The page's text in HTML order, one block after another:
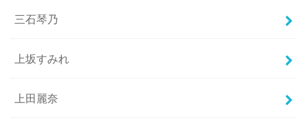
三石琴乃
上坂すみれ
上田麗奈